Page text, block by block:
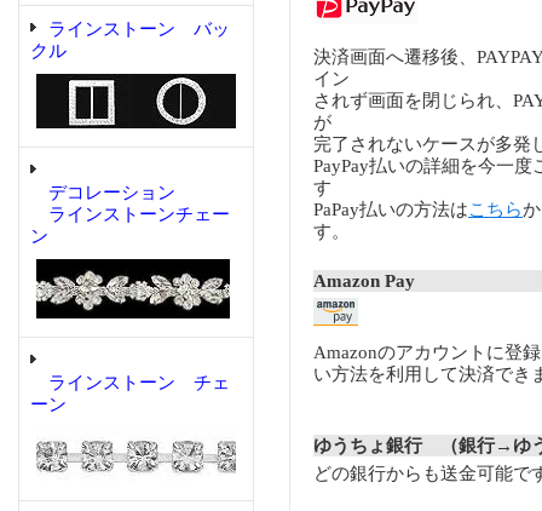
ラインストーン バッ
クル
デコレーション
ラインストーンチェー
ン
ラインストーン チェ
ーン
決済画面へ遷移後、
イン
されず画面を閉じられ、
が
完了されないケースが多発
PayPay払いの詳細を今一度
す
PaPay払いの方法はこちら
す。
Amazon Pay
Amazonのアカウントに登
い方法を利用して決済でき
ゆうちょ銀行 （銀行→ゆ
どの銀行からも送金可能で